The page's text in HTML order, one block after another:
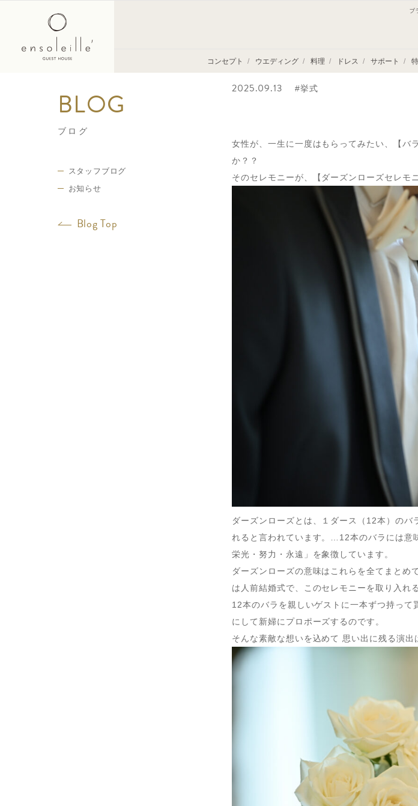
コンセプト ウエディング 料理 ドレス サポート
ブログ
スタッフブログ
お知らせ
Blog Top
バラの花束
2025.09.13 #挙式
女性が、一生に一度はもらってみたい、【バ
か？？
そのセレモニーが、【ダーズンローズセレモ
ダーズンローズとは、１ダース（12本）の
れると言われています。…12本のバラには意
栄光・努力・永遠」を象徴しています。
ダーズンローズの意味はこれらを全てまと
は人前結婚式で、このセレモニーを取り入れ
12本のバラを親しいゲストに一本ずつ持っ
にして新婦にプロポーズするのです。
そんな素敵な想いを込めて 思い出に残る演出